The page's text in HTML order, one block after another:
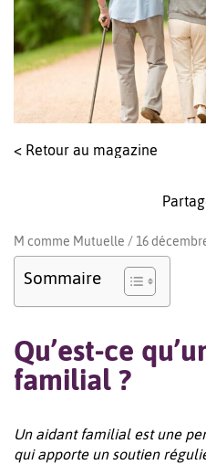
< Retour au magazine
M comme Mutuelle / 16
Sommaire
Qu’est-ce
familial ?
Un aidant familial est une
qui apporte un soutien